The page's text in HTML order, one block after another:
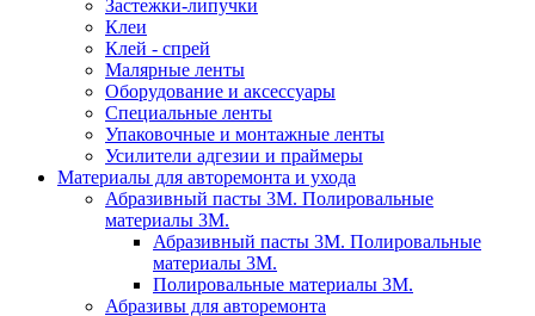
Застежки-липучки
Клеи
Клей - спрей
Малярные ленты
Оборудование и аксессуары
Специальные ленты
Упаковочные и монтажные ленты
Усилители адгезии и праймеры
Материалы для авторемонта и ухода
Абразивный пасты 3М. Полировальные
материалы 3М.
Абразивный пасты 3М. Полировальные
материалы 3М.
Полировальные материалы 3М.
Абразивы для авторемонта